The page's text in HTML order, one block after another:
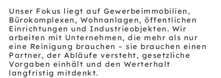
Unser Fokus liegt auf Gewerbeimmobilien,
Bürokomplexen, Wohnanlagen, öffentlichen
Einrichtungen und Industrieobjekten. Wir
arbeiten mit Unternehmen, die mehr als nur
eine Reinigung brauchen – sie brauchen einen
Partner, der Abläufe versteht, gesetzliche
Vorgaben einhält und den Werterhalt
langfristig mitdenkt.